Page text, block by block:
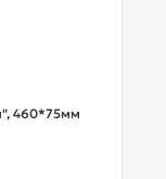
460*75мм